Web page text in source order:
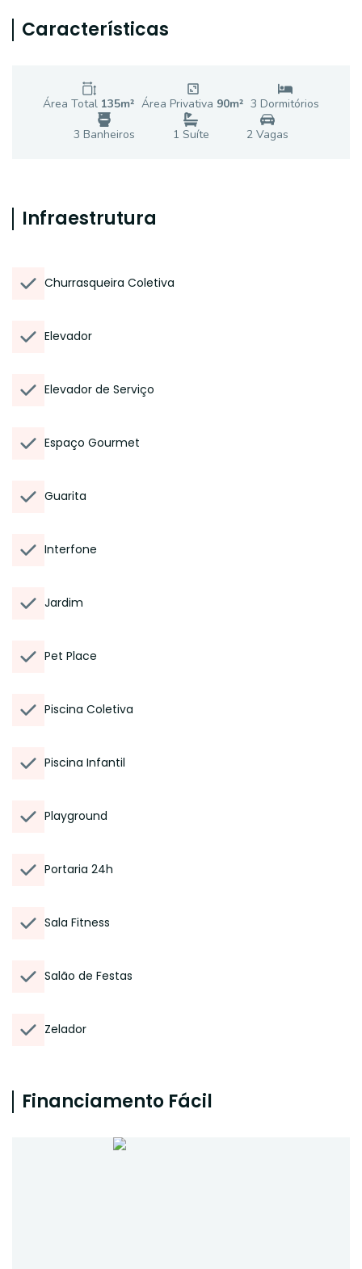
Características
Área Total 135m² Área Privativa 90m² 3 Dormitórios
3 Banheiros 1 Suíte 2Vagas
Infraestrutura
Churrasqueira Coletiva
Elevador
Elevador de Serviço
Espaço Gourmet
Guarita
Interfone
Jardim
Pet Place
Piscina Coletiva
Piscina Infantil
Playground
Portaria 24h
Sala Fitness
Salão de Festas
Zelador
Financiamento Fácil